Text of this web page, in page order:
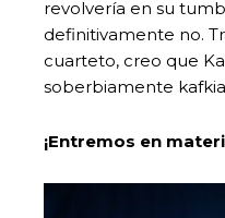
revolvería en su
definitivamente no.
cuarteto, creo que
soberbiamente
¡Entremos en